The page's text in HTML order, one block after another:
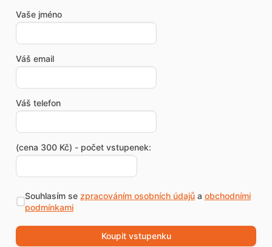
Vaše jméno
Váš email
Váš telefon
(cena 300 Kč) - počet vstupenek:
Souhlasím se zpracováním osobních údajůa obchodními
podmínkami
Koupit vstupenku